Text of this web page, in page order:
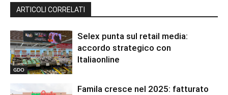
ARTICOLI CORRELATI
GDO
Selex punta sul retail media:
accordo strategico con
Italiaonline
Famila cresce nel 2025: fatturato